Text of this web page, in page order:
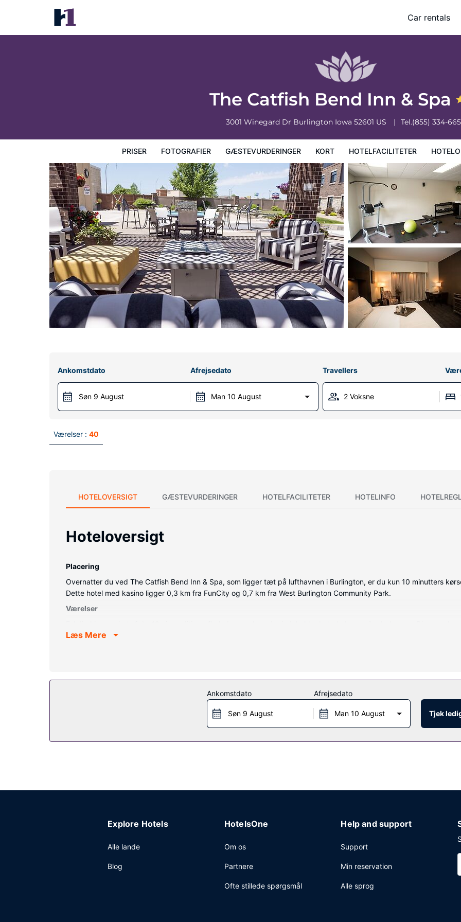
Car rentals
The Catfish Bend Inn & Spa
3001 Winegard Dr Burlington Iowa 52601 US Tel.(855) 334-
PRISER FOTOGRAFIER GÆSTEVURDERINGER KORT HOTELFACILITETER
The Catfish Bend Inn & Spa
Priser
Ankomstdato
Søn 9 August
Afrejsedato
Man 10 August
Travellers
2 Voksne
Værelser : 40
HOTELOVERSIGT GÆSTEVURDERINGER HOTELFACILITETER HOTELINFO
Hoteloversigt
Placering
Overnatter du ved The Catfish Bend Inn & Spa, som ligger tæt på lufthavnen i Burlington, er du kun 10 minutters
Dette hotel med kasino ligger 0,3 km fra FunCity og 0,7 km fra West Burlington Community Park.
Værelser
premium-sengetøj. Der er et 50-tommers LED-tv med satellitkanaler, som sørger for underholdningen, og med gratis
såsom et vandland (tillægsgebyr) og en Lazy River, kan du afslutte en perfekt dag med at prøve dit held i kasinoet.
internetadgang, gavebutik/aviskiosk og frisørsalon.
Få en bid mad på Booagloo Cafe, som er en af 2 restauranter på dette hotel. Du kan også blive på værelset og
eller hente en snack på stedets kaffebar/café. Slap af med en forfriskende drink ved en af stedets 3 barer/lounger.
Læs Mere
Ankomstdato
Søn 9 August
Afrejsedato
Man 10 August Tjek
Explore Hotels
Alle lande
Blog
HotelsOne
Om os
Partnere
Ofte stillede spørgsmål
Help and support
Support
Min reservation
Alle sprog